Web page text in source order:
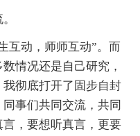
互动，师师互动”。而
情况还是自己研究，
彻底打开了固步自封
事们共同交流，共同
，要想听真言，更要